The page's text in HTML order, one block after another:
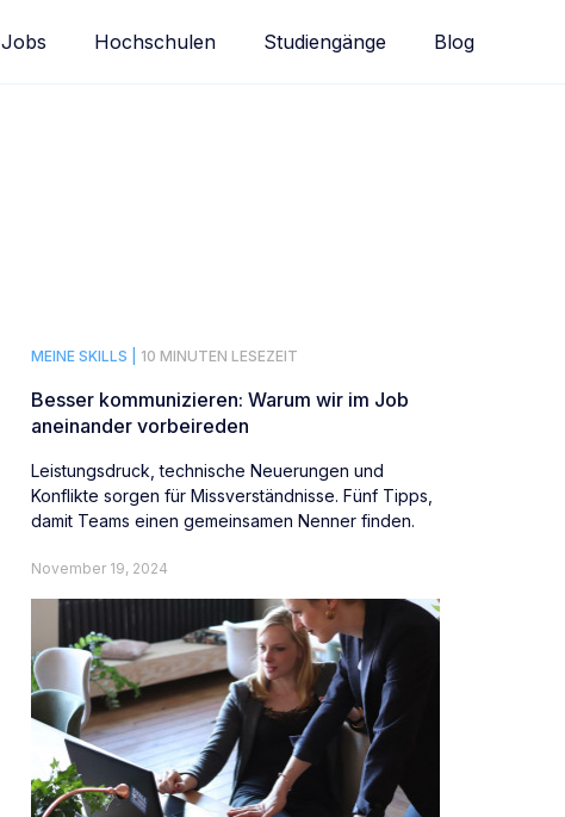
Jobs Hochschulen Studiengänge Blog
MEINE SKILLS | 10 MINUTEN LESEZEIT
Besser kommunizieren: Warum wir im Job
aneinander vorbeireden
Leistungsdruck, technische Neuerungen und
Konflikte sorgen für Missverständnisse. Fünf Tipps,
damit Teams einen gemeinsamen Nenner finden.
November 19, 2024